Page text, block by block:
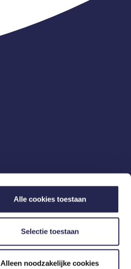
Alle cookies toestaan
Selectie toestaan
Alleen noodzakelijke cookies